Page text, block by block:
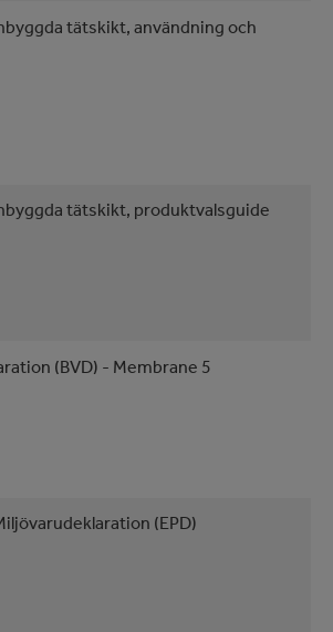
tätskikt, användning och
tätskikt, produktvalsguide
(BVD) - Membrane 5
(EPD)